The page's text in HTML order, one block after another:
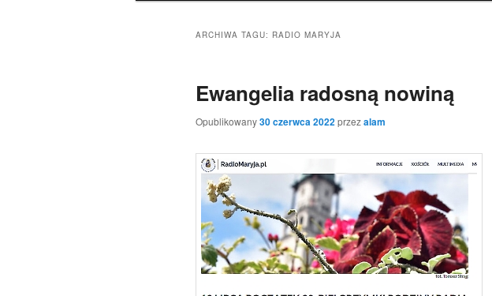
ARCHIWA TAGU: RADIO MARYJA
Ewangelia radosną nowiną
Opublikowany30 czerwca 2022przezalam